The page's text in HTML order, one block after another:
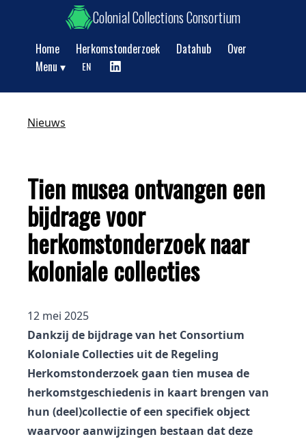
Colonial Collections Consortium
Home Herkomstonderzoek Datahub
Over
Menu
Show submenu
EN
Nieuws
Tien musea ontvangen een
bijdrage voor
herkomstonderzoek naar
koloniale collecties
12 mei 2025
Dankzij de bijdrage van het Consortium
Koloniale Collecties uit de Regeling
Herkomstonderzoek gaan tien musea de
herkomstgeschiedenis in kaart brengen van
hun (deel)collectie of een specifiek object
waarvoor aanwijzingen bestaan dat deze